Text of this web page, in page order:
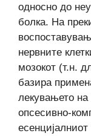
односно до
болка. На
нервните
мозокот (т.н.
базира
лекувањето на
опсесивно-